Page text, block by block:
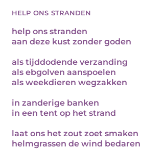
help ons stranden
help ons stranden
aan deze kust zonder goden
als tijddodende verzanding
als ebgolven aanspoelen
als weekdieren wegzakken
in zanderige banken
in een tent op het strand
laat ons het zout zoet smaken
helmgrassen de wind bedaren